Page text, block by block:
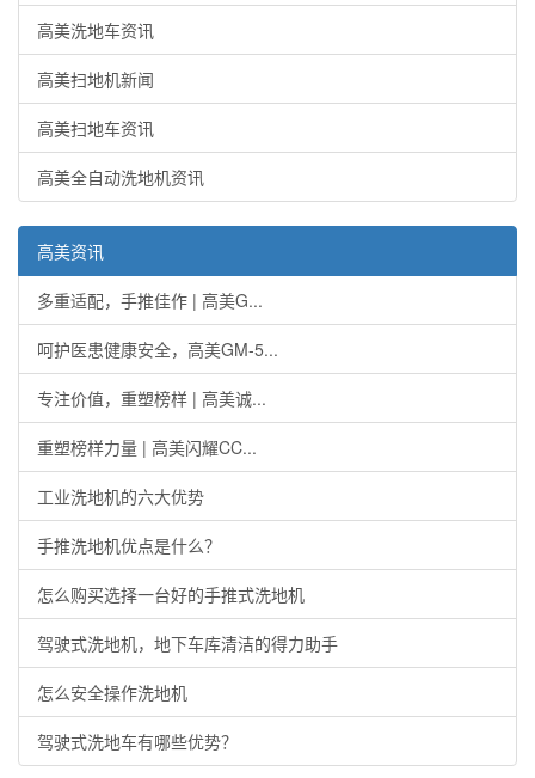
高美洗地车资讯
高美扫地机新闻
高美扫地车资讯
高美全自动洗地机资讯
高美资讯
多重适配，手推佳作 | 高美G...
呵护医患健康安全，高美GM-5...
专注价值，重塑榜样 | 高美诚...
重塑榜样力量 | 高美闪耀CC...
工业洗地机的六大优势
手推洗地机优点是什么？
怎么购买选择一台好的手推式洗地机
驾驶式洗地机，地下车库清洁的得力助手
怎么安全操作洗地机
驾驶式洗地车有哪些优势？